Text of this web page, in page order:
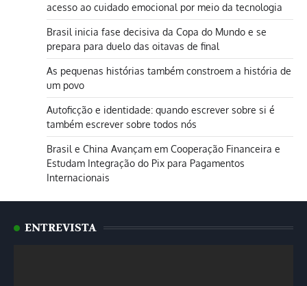
acesso ao cuidado emocional por meio da tecnologia
Brasil inicia fase decisiva da Copa do Mundo e se
prepara para duelo das oitavas de final
As pequenas histórias também constroem a história de
um povo
Autoficção e identidade: quando escrever sobre si é
também escrever sobre todos nós
Brasil e China Avançam em Cooperação Financeira e
Estudam Integração do Pix para Pagamentos
Internacionais
ENTREVISTA